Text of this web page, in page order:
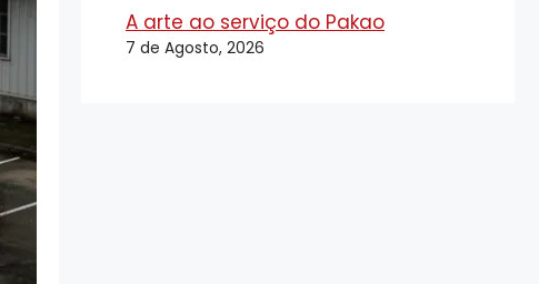
A arte ao serviço do Pakao
7 de Agosto, 2026